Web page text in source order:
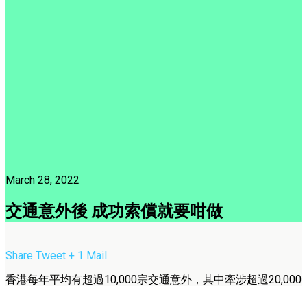
March 28, 2022
交通意外後 成功索償就要咁做
Share Tweet + 1 Mail
香港每年平均有超過10,000宗交通意外，其中牽涉超過20,000